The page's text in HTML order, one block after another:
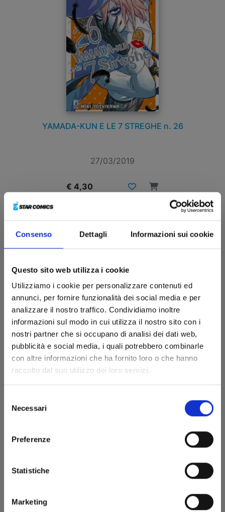
Consenso Dettagli Informazioni sui cookie
Questo sito web utilizza i cookie
Utilizziamo i cookie per personalizzare contenuti ed
annunci, per fornire funzionalità dei social media e per
analizzare il nostro traffico. Condividiamo inoltre
informazioni sul modo in cui utilizza il nostro sito con i
nostri partner che si occupano di analisi dei dati web,
pubblicità e social media, i quali potrebbero combinarle
con altre informazioni che ha fornito loro o che hanno
raccolto dal suo utilizzo dei loro servizi.
delNecessari
Preferenze
Statistiche
Marketing
YAMADA-KUN E LE 7 STREGHE n. 26
27/03/2019
€ 4,30
YAMADA-KUN E LE 7 STREGHE n. 25